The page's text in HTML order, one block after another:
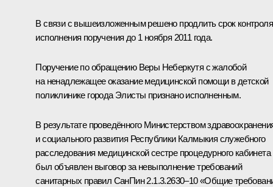
В связи с вышеизложенным решено продлить срок контроля
исполнения поручения до 1 ноября 2011 года.
Поручение по обращению Веры Неберкутя с жалобой
на ненадлежащее оказание медицинской помощи в детской
поликлинике города Элисты признано исполненным.
В результате проведённого Министерством
и социального развития Республики Калмыкия служебного
расследования медицинской сестре процедурного кабинета
был объявлен выговор за невыполнение требований
санитарных правил СанПин 2.1.3.2630–10 «Общие